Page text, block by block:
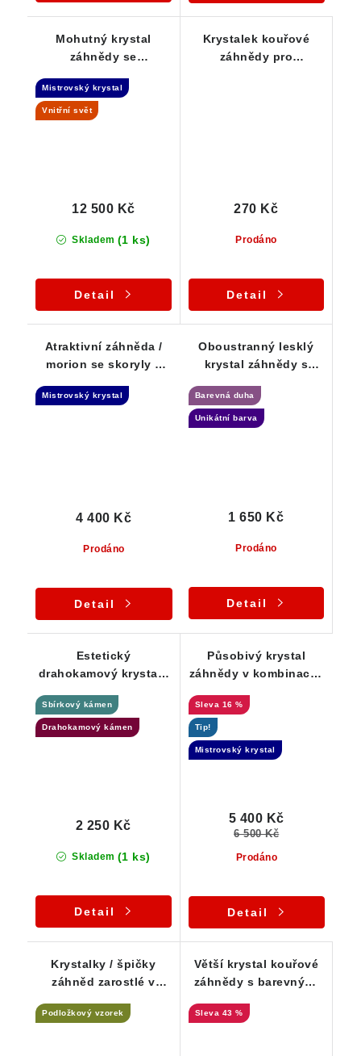
Mohutný krystal
záhnědy se
- Samoléčitel
Mistrovský krystal
Vnitřní svět
Skladem (1 ks)
12 500 Kč
Detail
Krystalek kouřové
záhnědy pro
Prodáno
270 Kč
Detail
Atraktivní záhněda /
morion se skoryly a
Elestial + Samoléčitel
Mistrovský krystal
Prodáno
4 400 Kč
Detail
Oboustranný lesklý
krystal záhnědy s
kouřovou barvou
Barevná duha
Unikátní barva
Prodáno
1 650 Kč
Detail
Estetický
drahokamový krystal /
Vysočina / Bobrůvka
Sbírkový kámen
Drahokamový kámen
Skladem (1 ks)
2 250 Kč
Detail
Působivý krystal
záhnědy v kombinaci s
16 %
Tip!
Mistrovský krystal
Prodáno
5 400 Kč
6 500 Kč
Detail
Krystalky / špičky
záhněd zarostlé v
albitu
Podložkový vzorek
Větší krystal kouřové
záhnědy s barevnými
světem
43 %